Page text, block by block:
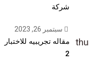
شركة
سبتمبر 26, 2023
مقاله تجريبيه للاختبار
2